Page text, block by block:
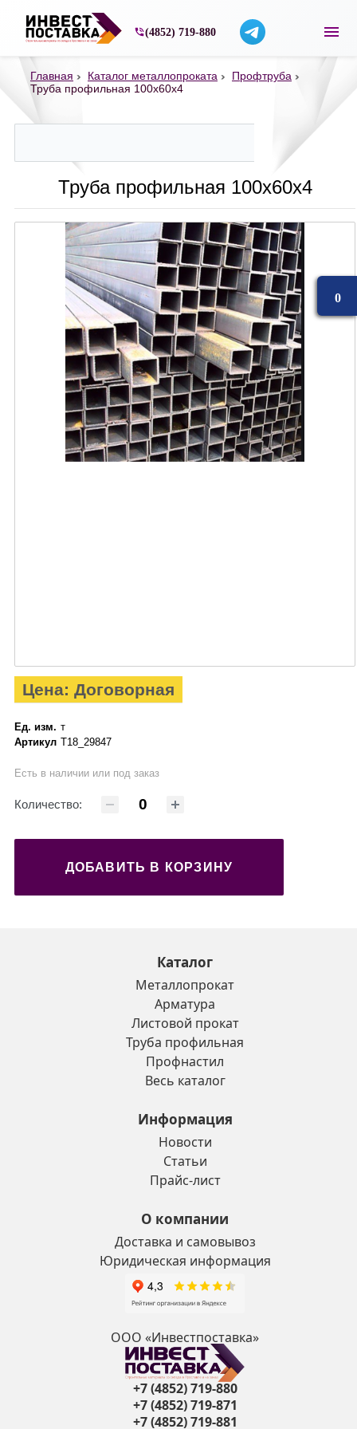
Строительные материалы со склада в
(4852) 719-880
Главная Каталог металлопроката
Профтруба
Труба профильная 100х60х4
Труба профильная 100х60х4
Цена: Договорная
Ед. изм. т
Артикул Т18_29847
Есть в наличии или под заказ
Количество:
ДОБАВИТЬ В КОРЗИНУ
Каталог
Металлопрокат
Арматура
Листовой прокат
Труба профильная
Профнастил
Весь каталог
Информация
Новости
Статьи
Прайс-лист
О компании
Доставка и самовывоз
Юридическая информация
ООО «Инвестпоставка»
+7 (4852) 719-880
+7 (4852) 719-871
+7 (4852) 719-881
0